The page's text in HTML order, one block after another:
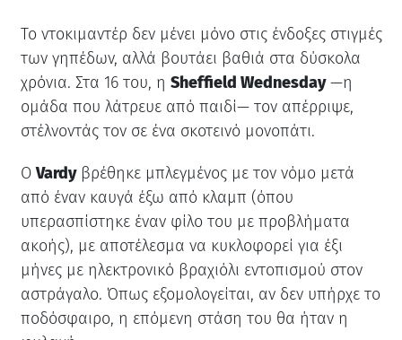
Το ντοκιμαντέρ δεν μένει μόνο στις ένδοξες στιγμές
των γηπέδων, αλλά βουτάει βαθιά στα δύσκολα
χρόνια. Στα 16 του, η Sheffield Wednesday—η
ομάδα που λάτρευε από παιδί— τον απέρριψε,
στέλνοντάς τον σε ένα σκοτεινό μονοπάτι.
ΟVardyβρέθηκε μπλεγμένος με τον νόμο μετά
από έναν καυγά έξω από κλαμπ (όπου
υπερασπίστηκε έναν φίλο του με προβλήματα
ακοής), με αποτέλεσμα να κυκλοφορεί για έξι
μήνες με ηλεκτρονικό βραχιόλι εντοπισμού στον
αστράγαλο. Όπως εξομολογείται, αν δεν υπήρχε το
ποδόσφαιρο, η επόμενη στάση του θα ήταν η